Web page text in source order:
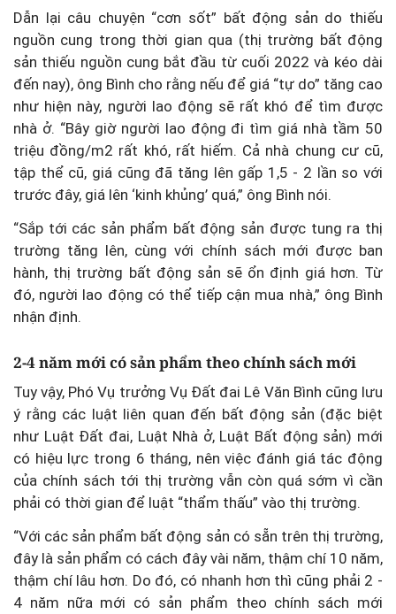
Dẫn lại câu chuyện “cơn sốt” bất động sản do thiếu
nguồn cung trong thời gian qua (thị trường bất động
sản thiếu nguồn cung bắt đầu từ cuối 2022 và kéo dài
đến nay), ông Bình cho rằng nếu để giá “tự do” tăng cao
như hiện này, người lao động sẽ rất khó để tìm được
nhà ở. “Bây giờ người lao động đi tìm giá nhà tầm 50
triệu đồng/m2 rất khó, rất hiếm. Cả nhà chung cư cũ,
tập thể cũ, giá cũng đã tăng lên gấp 1,5 - 2 lần so với
trước đây, giá lên ‘kinh khủng’ quá,” ông Bình nói.
“Sắp tới các sản phẩm bất động sản được tung ra thị
trường tăng lên, cùng với chính sách mới được ban
hành, thị trường bất động sản sẽ ổn định giá hơn. Từ
đó, người lao động có thể tiếp cận mua nhà,” ông Bình
nhận định.
2-4 năm mới có sản phẩm theo chính sách mới
Tuy vậy, Phó Vụ trưởng Vụ Đất đai Lê Văn Bình cũng lưu
ý rằng các luật liên quan đến bất động sản (đặc biệt
như Luật Đất đai, Luật Nhà ở, Luật Bất động sản) mới
có hiệu lực trong 6 tháng, nên việc đánh giá tác động
của chính sách tới thị trường vẫn còn quá sớm vì cần
phải có thời gian để luật “thẩm thấu” vào thị trường.
“Với các sản phẩm bất động sản có sẵn trên thị trường,
đây là sản phẩm có cách đây vài năm, thậm chí 10 năm,
thậm chí lâu hơn. Do đó, có nhanh hơn thì cũng phải 2 -
4 năm nữa mới có sản phẩm theo chính sách mới